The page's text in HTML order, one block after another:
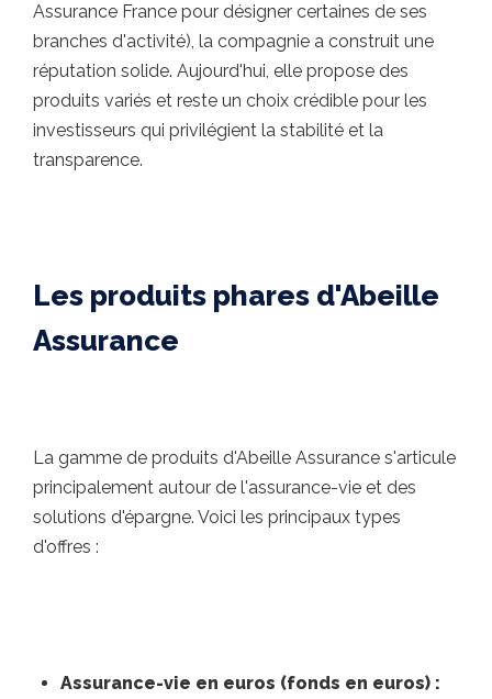
Assurance France pour désigner certaines de ses
branches d'activité), la compagnie a construit une
réputation solide. Aujourd'hui, elle propose des
produits variés et reste un choix crédible pour les
investisseurs qui privilégient la stabilité et la
transparence.
Les produits phares d'Abeille
Assurance
La gamme de produits d'Abeille Assurance s'articule
principalement autour de l'assurance-vie et des
solutions d'épargne. Voici les principaux types
d'offres :
Assurance-vie en euros (fonds en euros) :